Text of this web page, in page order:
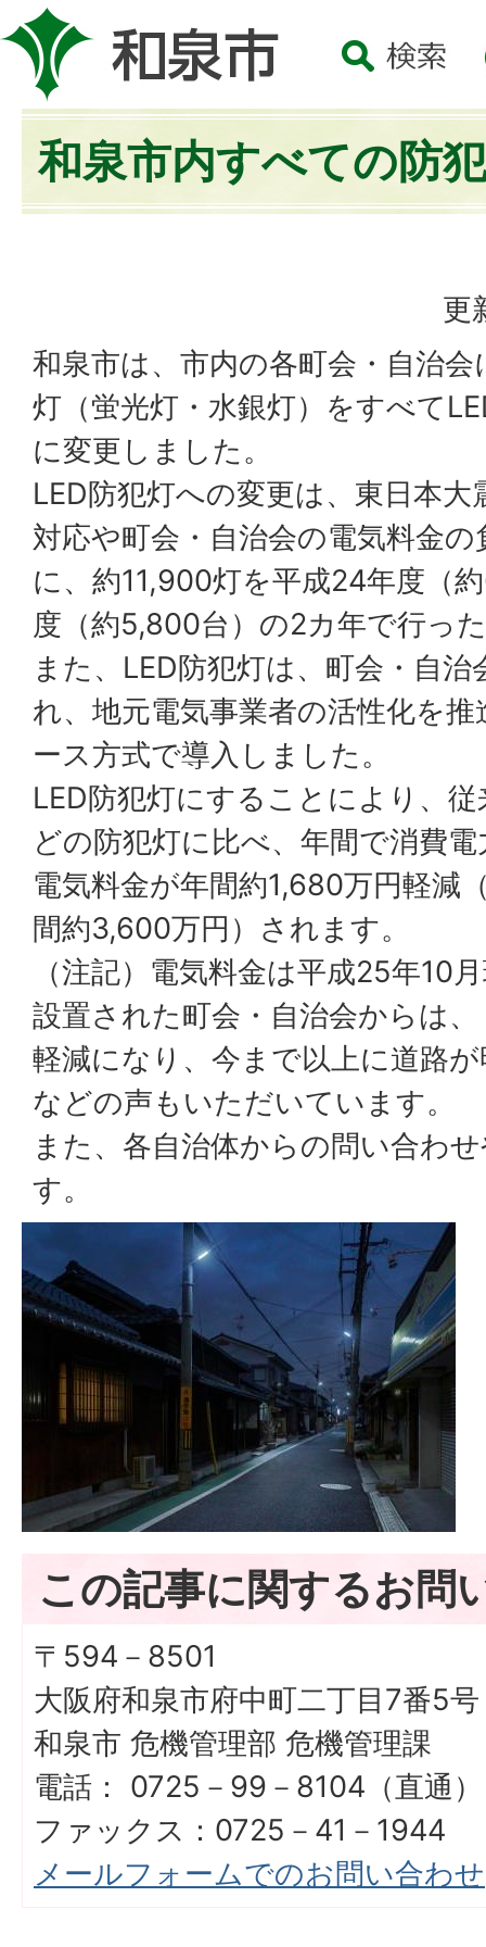
和泉市内すべての防
更
和泉市は、市内の各町会・自治
灯（蛍光灯・水銀灯）をすべて
に変更しました。
LED防犯灯への変更は、東日本
対応や町会・自治会の電気料金
に、約11,900灯を平成24年度（
度（約5,800台）の2カ年で行っ
また、LED防犯灯は、町会・自
れ、地元電気事業者の活性化を
ース方式で導入しました。
LED防犯灯にすることにより、
どの防犯灯に比べ、年間で消費
電気料金が年間約1,680万円軽減
間約3,600万円）されます。
（注記）電気料金は平成25年10
設置された町会・自治会からは
軽減になり、今まで以上に道路
などの声もいただいています。
また、各自治体からの問い合わ
す。
この記事に関するお問
〒594－8501
大阪府和泉市府中町二丁目7番5号
和泉市 危機管理部 危機管理課
電話： 0725－99－8104（直通）
ファックス：0725－41－1944
メールフォームでのお問い合わせ